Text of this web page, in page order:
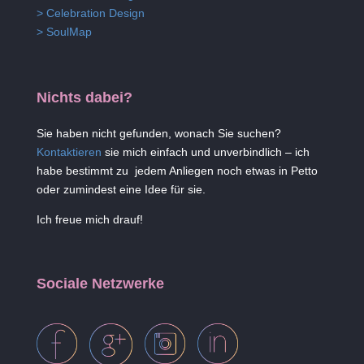
> Celebration Design
> SoulMap
Nichts dabei?
Sie haben nicht gefunden, wonach Sie suchen?
Kontaktieren sie mich einfach und unverbindlich – ich
habe bestimmt zu jedem Anliegen noch etwas in Petto
oder zumindest eine Idee für sie.
Ich freue mich drauf!
Sociale Netzwerke